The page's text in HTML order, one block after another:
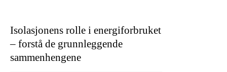
Isolasjonens rolle i energiforbruket
– forstå de grunnleggende
sammenhengene